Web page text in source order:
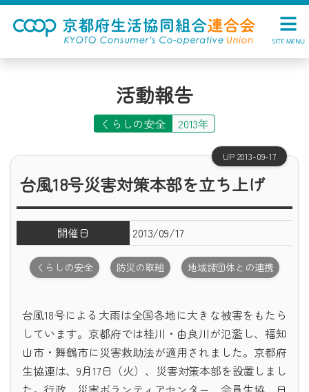
活動報告
くらしの安全 2013年
UP 2013-09-17
台風18号災害対策本部を立ち上げ
開催日 2013/09/17
くらしの安全 防災の取組 地域諸団体との連携
台風18号による大雨は全国各地に大きな被害をもたら
しています。京都府では桂川・由良川が氾濫し、福知
山市・舞鶴市に災害救助法が適用されました。京都府
生協連は、9月17日（火）、災害対策本部を設置しまし